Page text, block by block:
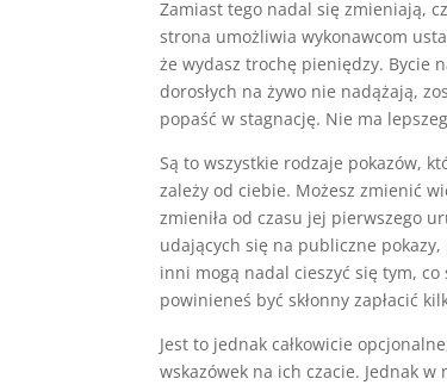
Zamiast tego nadal się zmieniają,
strona umożliwia wykonawcom
że wydasz trochę pieniędzy. Bycie
dorosłych na żywo nie nadążają,
popaść w stagnację. Nie ma
Są to wszystkie rodzaje pokazów,
zależy od ciebie. Możesz zmienić
zmieniła od czasu jej pierwszego
udających się na publiczne
inni mogą nadal cieszyć się tym,
powinieneś być skłonny zapłacić
Jest to jednak całkowicie
wskazówek na ich czacie. Jednak